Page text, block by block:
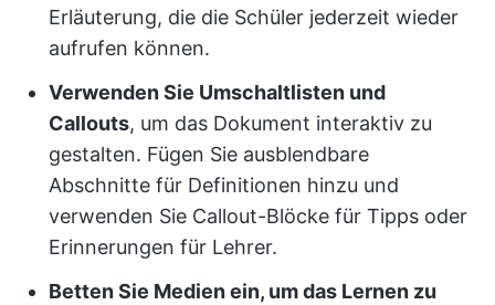
Erläuterung, die die Schüler jederzeit wieder
aufrufen können.
Verwenden Sie Umschaltlisten und
Callouts, um das Dokument interaktiv zu
gestalten. Fügen Sie ausblendbare
Abschnitte für Definitionen hinzu und
verwenden Sie Callout-Blöcke für Tipps oder
Erinnerungen für Lehrer.
Betten Sie Medien ein, um das Lernen zu